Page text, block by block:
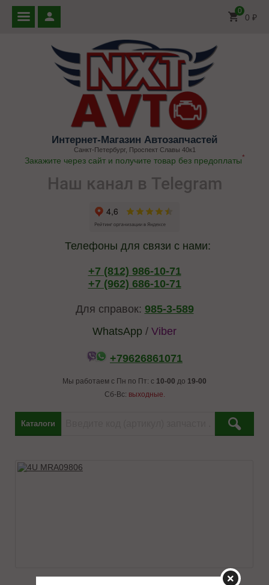
0
0 ₽
Интернет-Магазин Автозапчастей
Санкт-Петербург, Проспект Славы 40к1
Закажите через сайт и получите товар без предоплаты*
Наш канал в Telegram
Телефоны для связи с нами:
+7 (812) 986-10-71
+7 (962) 686-10-71
Для справок: 985-3-589
WhatsApp / Viber
+79626861071
Мы работаем с Пн по Пт: с 10-00 до 19-00
Сб-Вс: выходные.
Каталоги